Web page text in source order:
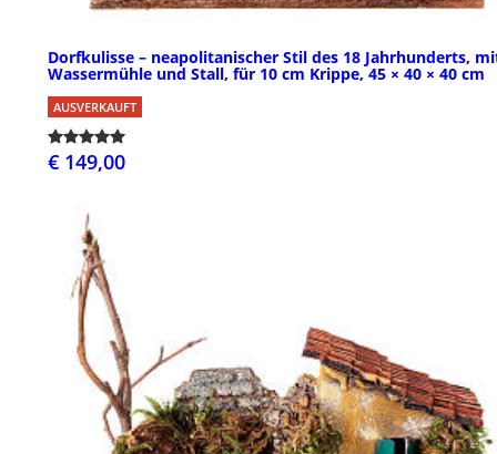
Dorfkulisse – neapolitanischer Stil des 18 Jahrhunderts,
Wassermühle und Stall, für 10 cm Krippe, 45 × 40 × 40 cm
AUSVERKAUFT
€ 149,00